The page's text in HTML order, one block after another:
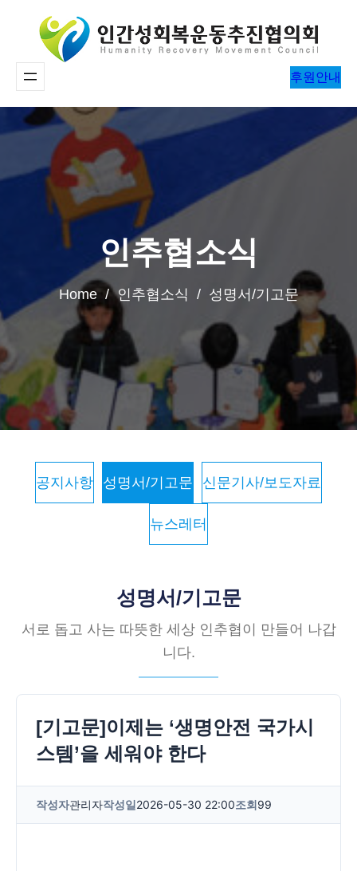
바
로
기
후원안내
인추협소식
Home / 인추협소식 / 성명서/기고문
공지사항 성명서/기고문 신문기사/보도자료
뉴스레터
성명서/기고문
서로 돕고 사는 따뜻한 세상 인추협이 만들어 나갑
니다.
[기고문]이제는 ‘생명안전 국가시
스템’을 세워야 한다
작성자관리자작성일2026-05-30 22:00조회99